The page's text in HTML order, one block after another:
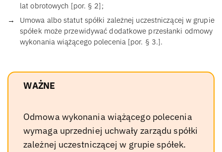
lat obrotowych [por. § 2];
Umowa albo statut spółki zależnej uczestniczącej w grupie
spółek może przewidywać dodatkowe przesłanki odmowy
wykonania wiążącego polecenia [por. § 3.].
WAŻNE
Odmowa wykonania wiążącego polecenia
wymaga uprzedniej uchwały zarządu spółki
zależnej uczestniczącej w grupie spółek.